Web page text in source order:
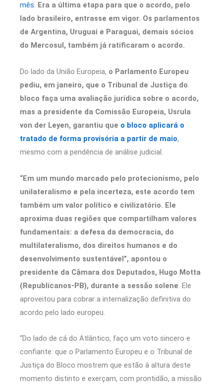
mês. Era a última etapa para que o acordo, pelo
lado brasileiro, entrasse em vigor. Os parlamentos
de Argentina, Uruguai e Paraguai, demais sócios
do Mercosul, também já ratificaram o acordo.
Do lado da União Europeia, o Parlamento Europeu
pediu, em janeiro, que o Tribunal de Justiça do
bloco faça uma avaliação jurídica sobre o acordo,
mas a presidente da Comissão Europeia, Usrula
von der Leyen, garantiu que o bloco aplicará o
tratado de forma provisória a partir de maio,
mesmo com a pendência de análise judicial.
“Em um mundo marcado pelo protecionismo, pelo
unilateralismo e pela incerteza, este acordo tem
também um valor político e civilizatório. Ele
aproxima duas regiões que compartilham valores
fundamentais: a defesa da democracia, do
multilateralismo, dos direitos humanos e do
desenvolvimento sustentável”, apontou o
presidente da Câmara dos Deputados, Hugo Motta
(Republicanos-PB), durante a sessão solene . Ele
aproveitou para cobrar a internalização definitiva do
acordo pelo lado europeu.
“Do lado de cá do Atlântico, faço um voto sincero e
confiante: que o Parlamento Europeu e o Tribunal de
Justiça do Bloco mostrem que estão à altura deste
momento distinto e exerçam, com prontidão, a missão